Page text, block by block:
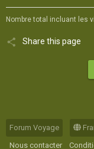
Nombre total incluant les
Share this page
Forum Voyage
Nous contacter